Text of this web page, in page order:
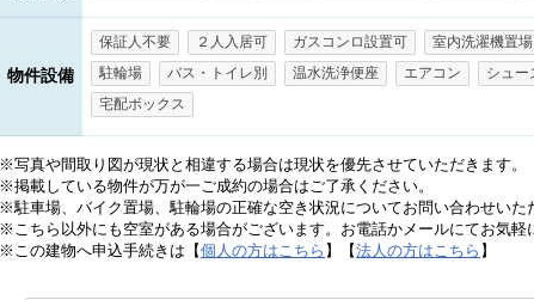
物件設備
保証人不要 ２人入居可 ガスコンロ設置可
室内洗濯機置場
駐輪場
バス・トイレ別 温水洗浄便座 エアコン
シュー
宅配ボックス
※写真や間取り図が現状と相違する場合は現状を優先させていただきます。
※掲載している物件が万が一ご成約の場合はご了承ください。
※駐車場、バイク置場、駐輪場の正確な空き状況についてお問い合わせいた
※こちら以外にも空室がある場合がございます。お電話かメールにてお気軽
※この建物へ申込手続きは【個人の方はこちら 】【法人の方はこちら 】